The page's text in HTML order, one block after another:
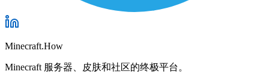
Minecraft.How
Minecraft 服务器、皮肤和社区的终极平台。